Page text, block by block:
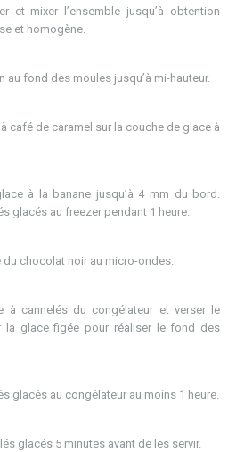
et mixer l’ensemble jusqu’à obtention
et homogène.
au fond des moules jusqu’à mi-hauteur.
café de caramel sur la couche de glace à
à la banane jusqu’à 4 mm du bord.
glacés au freezer pendant 1 heure.
du chocolat noir au micro-ondes.
à cannelés du congélateur et verser le
la glace figée pour réaliser le fond des
glacés au congélateur au moins 1 heure.
glacés 5 minutes avant de les servir.